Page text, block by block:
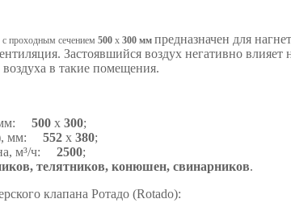
с проходным сечением 500 x 300 мм предназначен для
Застоявшийся воздух негативно
в такие помещения.
мм: 500 x 300;
мм: 552 x 380;
м³/ч: 2500;
телятников, конюшен, свинарников.
клапана Ротадо (Rotado):